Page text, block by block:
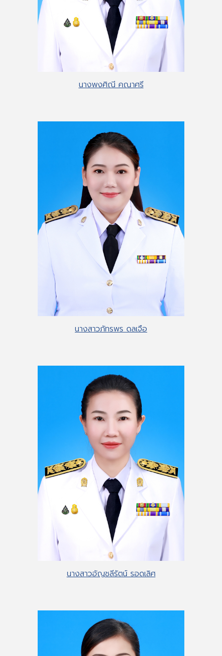
นางพงศิณี คณาศรี
นางสาวภัทรพร ดลเจือ
นางสาวอัญชลีรัตน์ รอดเลิศ